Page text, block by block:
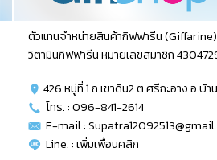
ตัวแทนจำหน่ายสินค้ากิฟฟารีน
วิตามินกิฟฟารีน หมายเลขสมาชิก
426 หมู่ที่ 1 ถ.เขาดิน2 ต.ศรีกะอาง อ.บ้
โทร. : 096-841-2614
E-mail :
Line. :เพิ่มเพื่อนคลิก